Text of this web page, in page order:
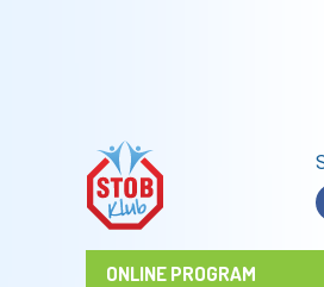
ONLINE PROGRAM